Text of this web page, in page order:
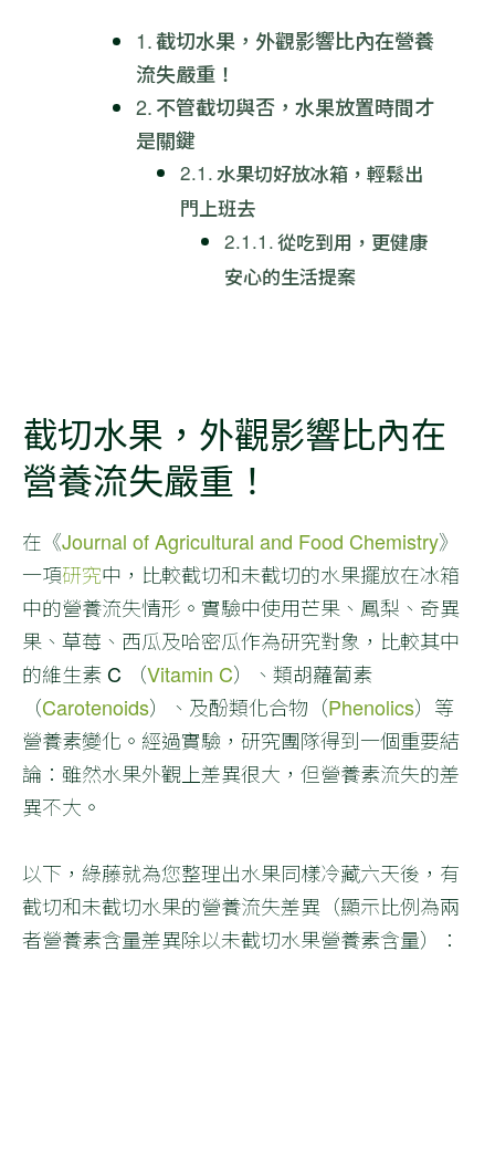
截切水果，外觀影響比內在營養
流失嚴重！
不管截切與否，水果放置時間才
是關鍵
水果切好放冰箱，輕鬆出
門上班去
從吃到用，更健康
安心的生活提案
截切水果，外觀影響比內在
營養流失嚴重！
在《Journal of Agricultural and Food Chemistry》
一項研究中，比較截切和未截切的水果擺放在冰箱
中的營養流失情形。實驗中使用芒果、鳳梨、奇異
果、草莓、西瓜及哈密瓜作為研究對象，比較其中
的維生素 C （Vitamin C）、類胡蘿蔔素
（Carotenoids）、及酚類化合物（Phenolics）等
營養素變化。經過實驗，研究團隊得到一個重要結
論：雖然水果外觀上差異很大，但營養素流失的差
異不大。
以下，綠藤就為您整理出水果同樣冷藏六天後，有
截切和未截切水果的營養流失差異（顯示比例為兩
者營養素含量差異除以未截切水果營養素含量）：